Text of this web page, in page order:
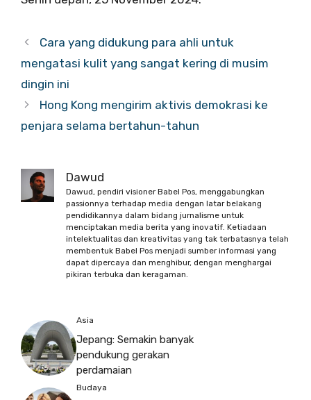
Cara yang didukung para ahli untuk
mengatasi kulit yang sangat kering di musim
dingin ini
Hong Kong mengirim aktivis demokrasi ke
penjara selama bertahun-tahun
Dawud
Dawud, pendiri visioner Babel Pos, menggabungkan
passionnya terhadap media dengan latar belakang
pendidikannya dalam bidang jurnalisme untuk
menciptakan media berita yang inovatif. Ketiadaan
intelektualitas dan kreativitas yang tak terbatasnya telah
membentuk Babel Pos menjadi sumber informasi yang
dapat dipercaya dan menghibur, dengan menghargai
pikiran terbuka dan keragaman.
Asia
Jepang: Semakin banyak
pendukung gerakan
perdamaian
Budaya